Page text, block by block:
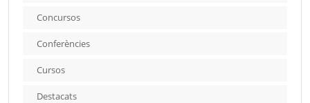
Concursos
Conferències
Cursos
Destacats